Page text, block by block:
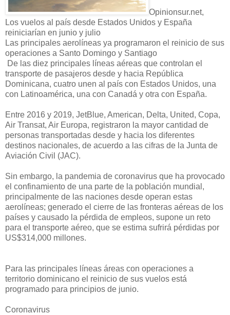
Opinionsur.net,
Los vuelos al país desde Estados Unidos y España
reiniciarían en junio y julio
Las principales aerolíneas ya programaron el reinicio de sus
operaciones a Santo Domingo y Santiago
De las diez principales líneas aéreas que controlan el
transporte de pasajeros desde y hacia República
Dominicana, cuatro unen al país con Estados Unidos, una
con Latinoamérica, una con Canadá y otra con España.
Entre 2016 y 2019, JetBlue, American, Delta, United, Copa,
Air Transat, Air Europa, registraron la mayor cantidad de
personas transportadas desde y hacia los diferentes
destinos nacionales, de acuerdo a las cifras de la Junta de
Aviación Civil (JAC).
Sin embargo, la pandemia de coronavirus que ha provocado
el confinamiento de una parte de la población mundial,
principalmente de las naciones desde operan estas
aerolíneas; generado el cierre de las fronteras aéreas de los
países y causado la pérdida de empleos, supone un reto
para el transporte aéreo, que se estima sufrirá pérdidas por
US$314,000 millones.
Para las principales líneas áreas con operaciones a
territorio dominicano el reinicio de sus vuelos está
programado para principios de junio.
Coronavirus